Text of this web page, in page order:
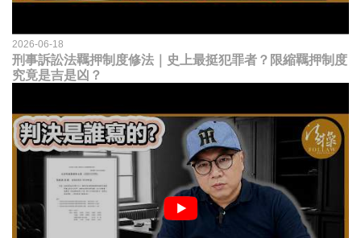
2026-06-18
刑事訴訟法羈押制度修法｜史上最挺犯罪者？限縮羈押制度
究竟是吉是凶？